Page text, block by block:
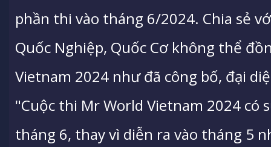
phần thi vào tháng 6/2024. Chia sẻ
Quốc Nghiệp, Quốc Cơ không thể
Vietnam 2024 như đã công bố, đại
"Cuộc thi Mr World Vietnam 2024 có
tháng 6, thay vì diễn ra vào tháng 5